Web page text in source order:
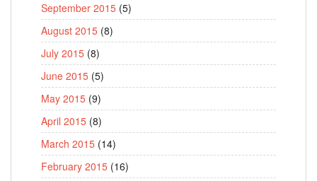
September 2015 (5)
August 2015 (8)
July 2015 (8)
June 2015 (5)
May 2015 (9)
April 2015 (8)
March 2015 (14)
February 2015 (16)